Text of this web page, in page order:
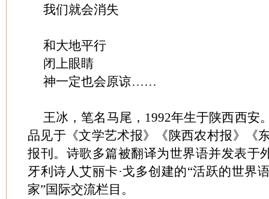
我们就会消失
和大地平行
闭上眼睛
神一定也会原谅……
王冰，笔名马尾，1992年生于陕西西安
品见于《文学艺术报》《陕西农村报》《
报刊。诗歌多篇被翻译为世界语并发表于
牙利诗人艾丽卡·戈多创建的“活跃的世界
家”国际交流栏目。